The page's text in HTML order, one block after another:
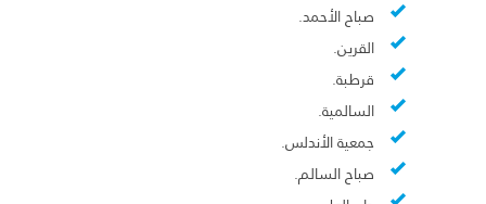
صباح الأحمد.
القرين.
قرطبة.
السالمية.
جمعية الأندلس.
صباح السالم.